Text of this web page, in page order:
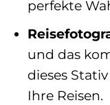
perfekte
und das
dieses
Ihre Reisen.